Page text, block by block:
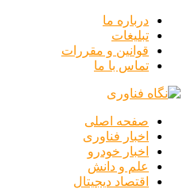
درباره ما
تبلیغات
قوانین و مقررات
تماس با ما
صفحه اصلی
اخبار فناوری
اخبار خودرو
علم و دانش
اقتصاد دیجیتال